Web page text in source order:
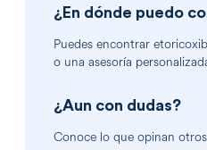
¿En dónde puedo
Puedes encontrar etoricoxib
o una asesoría
¿Aun con dudas?
Conoce lo que opinan